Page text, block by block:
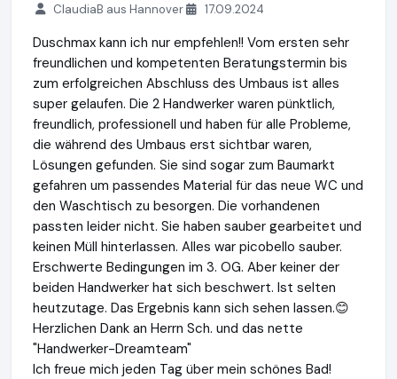
ClaudiaB aus Hannover 17.09.2024
Duschmax kann ich nur empfehlen!! Vom ersten sehr
freundlichen und kompetenten Beratungstermin bis
zum erfolgreichen Abschluss des Umbaus ist alles
super gelaufen. Die 2 Handwerker waren pünktlich,
freundlich, professionell und haben für alle Probleme,
die während des Umbaus erst sichtbar waren,
Lösungen gefunden. Sie sind sogar zum Baumarkt
gefahren um passendes Material für das neue WC und
den Waschtisch zu besorgen. Die vorhandenen
passten leider nicht. Sie haben sauber gearbeitet und
keinen Müll hinterlassen. Alles war picobello sauber.
Erschwerte Bedingungen im 3. OG. Aber keiner der
beiden Handwerker hat sich beschwert. Ist selten
heutzutage. Das Ergebnis kann sich sehen lassen.😊
Herzlichen Dank an Herrn Sch. und das nette
"Handwerker-Dreamteam"
Ich freue mich jeden Tag über mein schönes Bad!